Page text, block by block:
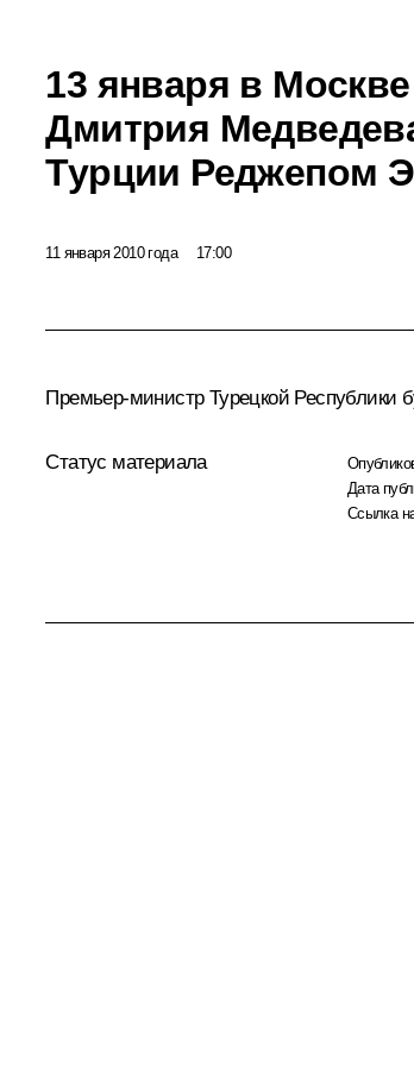
13 января в
Дмитрия
Турции Реджепом
11 января 2010 года 17:00
Премьер-министр Турецкой Республики
Статус материала
Дата
Ссылка